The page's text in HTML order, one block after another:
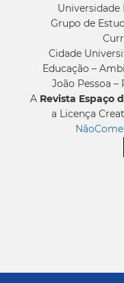
Universidade
Grupo de
Cidade
Educação –
João Pessoa –
A Revista Espaço
a Licença